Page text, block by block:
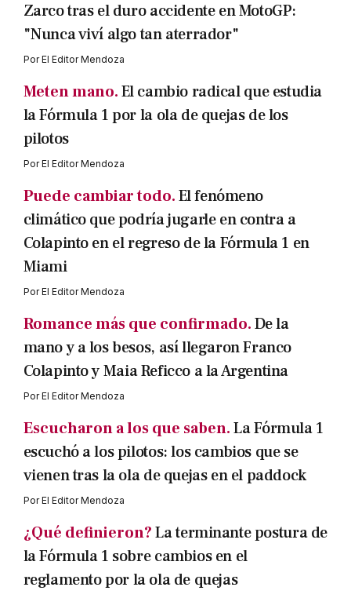
Zarco tras el duro accidente en MotoGP:
"Nunca viví algo tan aterrador"
PorEl Editor Mendoza
Meten mano.El cambio radical que estudia
la Fórmula 1 por la ola de quejas de los
pilotos
PorEl Editor Mendoza
Puede cambiar todo.El fenómeno
climático que podría jugarle en contra a
Colapinto en el regreso de la Fórmula 1 en
Miami
PorEl Editor Mendoza
Romance más que confirmado.De la
mano y a los besos, así llegaron Franco
Colapinto y Maia Reficco a la Argentina
PorEl Editor Mendoza
Escucharon a los que saben.La Fórmula 1
escuchó a los pilotos: los cambios que se
vienen tras la ola de quejas en el paddock
PorEl Editor Mendoza
¿Qué definieron?La terminante postura de
la Fórmula 1 sobre cambios en el
reglamento por la ola de quejas